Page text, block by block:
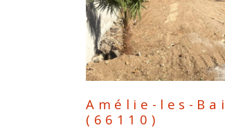
Amélie-les-
(66110)